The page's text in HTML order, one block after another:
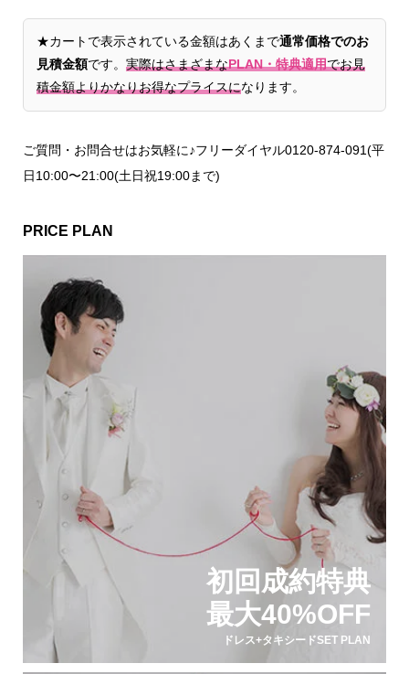
★カートで表示されている金額はあくまで通常価格でのお
見積金額です。 実際はさまざまなPLAN・特典適用でお見
積金額よりかなりお得なプライスになります。
ご質問・お問合せはお気軽に♪フリーダイヤル0120-874-091(平
日10:00〜21:00(土日祝19:00まで)
PRICE PLAN
初回成約特典
最大40%OFF
ドレス+タキシードSET PLAN